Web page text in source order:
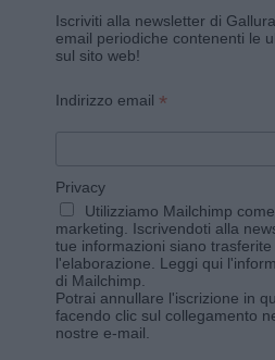
Iscriviti alla newsletter di
email periodiche contenenti le
sul sito web!
Indirizzo email *
Privacy
Utilizziamo Mailchimp
marketing. Iscrivendoti alla
tue informazioni siano
l'elaborazione. Leggi qui
di Mailchimp
Potrai annullare l'iscrizione in
facendo clic sul collegamento
nostre e-mail.